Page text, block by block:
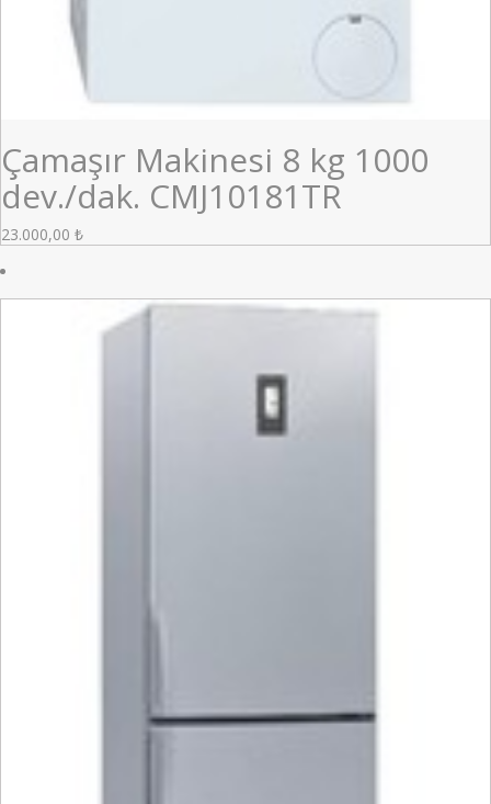
Çamaşır Makinesi 8 kg 1000
dev./dak. CMJ10181TR
23.000,00 ₺